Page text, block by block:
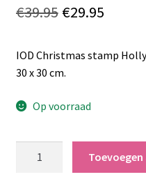
€39.95
was:
€29.95Huidige
is:
IOD Christmas stamp
30 x 30 cm.
Op voorraad